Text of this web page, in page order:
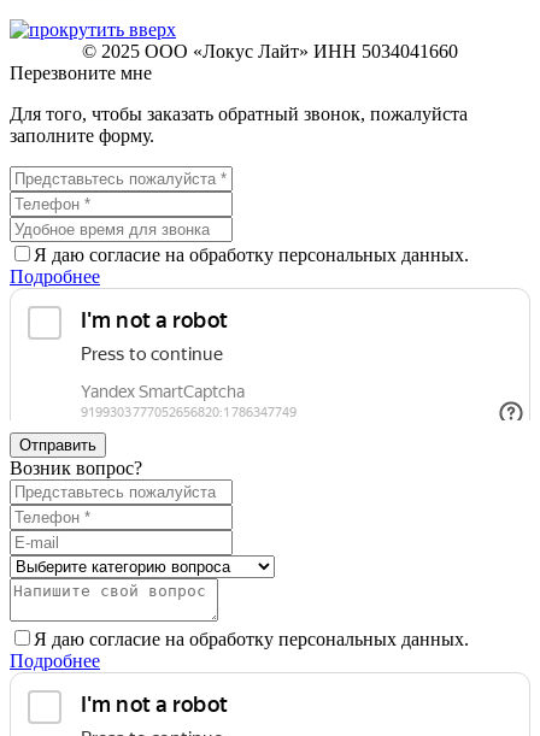
© 2025 ООО «Локус Лайт» ИНН 5034041660
Перезвоните мне
Для того, чтобы заказать обратный звонок, пожалуйста
заполните форму.
Я даю согласие на обработку персональных данных.
Подробнее
Отправить
Возник вопрос?
Я даю согласие на обработку персональных данных.
Подробнее